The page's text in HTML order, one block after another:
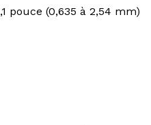
pouce (0,635 à 2,54 mm)